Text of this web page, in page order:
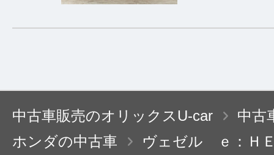
中古車販売のオリックスU-car
中古
ホンダの中古車
ヴェゼル ｅ：Ｈ